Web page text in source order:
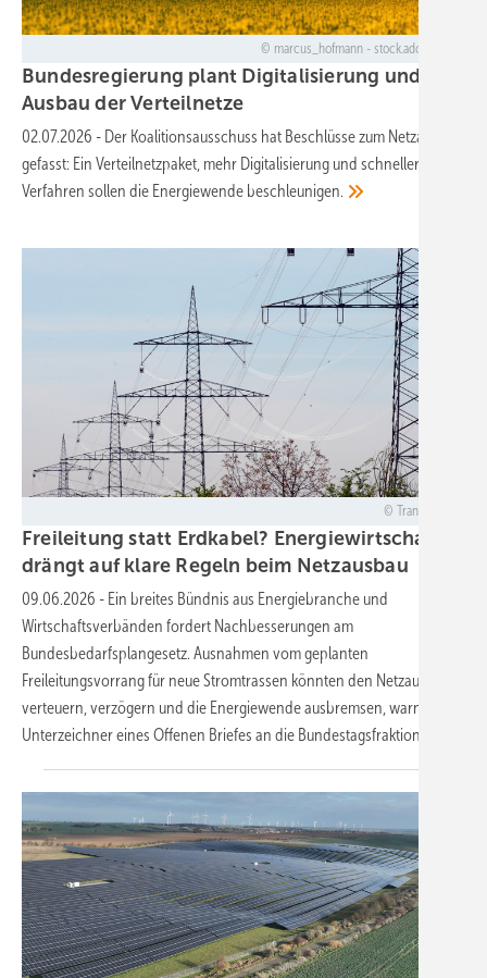
marcus_hofmann - stock.adobe.com
Bundesregierung plant Digitalisierung und
Ausbau derVerteilnetze
02.07.2026 - Der Koalitionsausschuss hat Beschlüsse zum Netzausbau
gefasst: Ein Verteilnetzpaket, mehr Digitalisierung und schnellere
Verfahren sollen die Energiewende beschleunigen.
Transnet BW
Freileitung statt Erdkabel? Energiewirtschaft
drängt auf klare Regeln beim Netzausbau
09.06.2026 - Ein breites Bündnis aus Energiebranche und
Wirtschaftsverbänden fordert Nachbesserungen am
Bundesbedarfsplangesetz. Ausnahmen vom geplanten
Freileitungsvorrang für neue Stromtrassen könnten den Netzausbau
verteuern, verzögern und die Energiewende ausbremsen, warnen die
Unterzeichner eines Offenen Briefes an die Bundestagsfraktionen.